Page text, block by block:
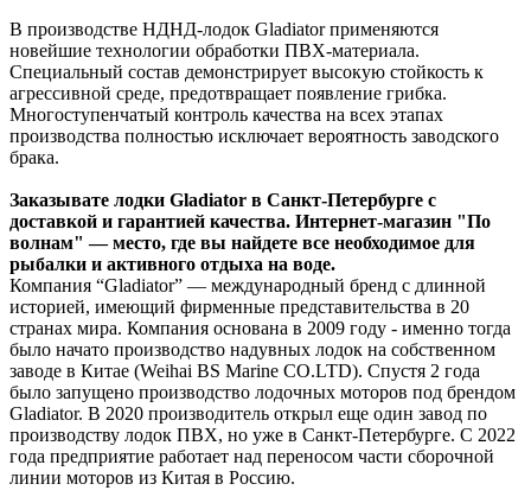
Компания “Gladiator” — международный бренд с длинной
историей, имеющий фирменные представительства в 20
странах мира. Компания основана в 2009 году - именно тогда
было начато производство надувных лодок на собственном
заводе в Китае (Weihai BS Marine CO.LTD). Спустя 2 года
было запущено производство лодочных моторов под брендом
Gladiator. В 2020 производитель открыл еще один завод по
производству лодок ПВХ, но уже в Санкт-Петербурге. С 2022
года предприятие работает над переносом части сборочной
линии моторов из Китая в Россию.
В производстве НДНД-лодок Gladiator применяются
новейшие технологии обработки ПВХ-материала.
Специальный состав демонстрирует высокую стойкость к
агрессивной среде, предотвращает появление грибка.
Многоступенчатый контроль качества на всех этапах
производства полностью исключает вероятность заводского
брака.
Заказывате лодки Gladiator в Санкт-Петербурге с
доставкой и гарантией качества. Интернет-магазин "По
волнам" — место, где вы найдете все необходимое для
рыбалки и активного отдыха на воде.